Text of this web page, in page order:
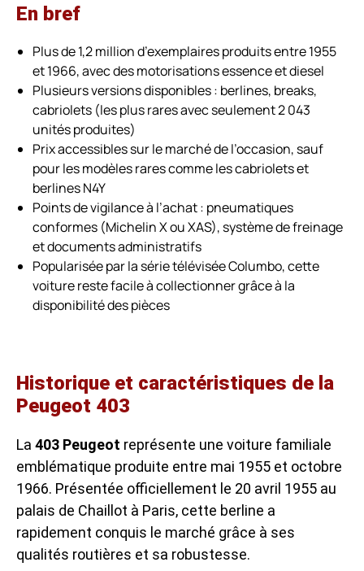
En bref
Plus de 1,2 million d’exemplaires produits entre 1955
et 1966, avec des motorisations essence et diesel
Plusieurs versions disponibles : berlines, breaks,
cabriolets (les plus rares avec seulement 2 043
unités produites)
Prix accessibles sur le marché de l’occasion, sauf
pour les modèles rares comme les cabriolets et
berlines N4Y
Points de vigilance à l’achat : pneumatiques
conformes (Michelin X ou XAS), système de freinage
et documents administratifs
Popularisée par la série télévisée Columbo, cette
voiture reste facile à collectionner grâce à la
disponibilité des pièces
Historique et caractéristiques de la
Peugeot 403
La 403 Peugeot représente une voiture familiale
emblématique produite entre mai 1955 et octobre
1966. Présentée officiellement le 20 avril 1955 au
palais de Chaillot à Paris, cette berline a
rapidement conquis le marché grâce à ses
qualités routières et sa robustesse.